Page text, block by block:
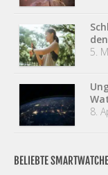
5.
8.
BELIEBTE